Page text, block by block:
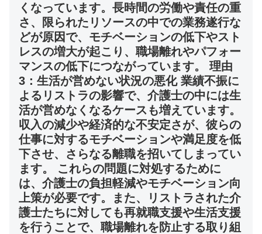
くなっています。長時間の労働や責任の重
さ、限られたリソースの中での業務遂行な
どが原因で、モチベーションの低下やスト
レスの増大が起こり、職場離れやパフォー
マンスの低下につながっています。 理由
3：生活が営めない状況の悪化 業績不振に
よるリストラの影響で、介護士の中には生
活が営めなくなるケースも増えています。
収入の減少や経済的な不安定さが、彼らの
仕事に対するモチベーションや満足度を低
下させ、さらなる離職を招いてしまってい
ます。 これらの問題に対処するために
は、介護士の負担軽減やモチベーション向
上策が必要です。また、リストラされた介
護士たちに対しても再就職支援や生活支援
を行うことで、職場離れを防止する取り組